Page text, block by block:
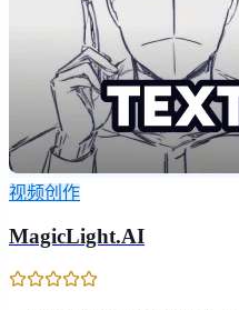
视频创作
MagicLight.AI